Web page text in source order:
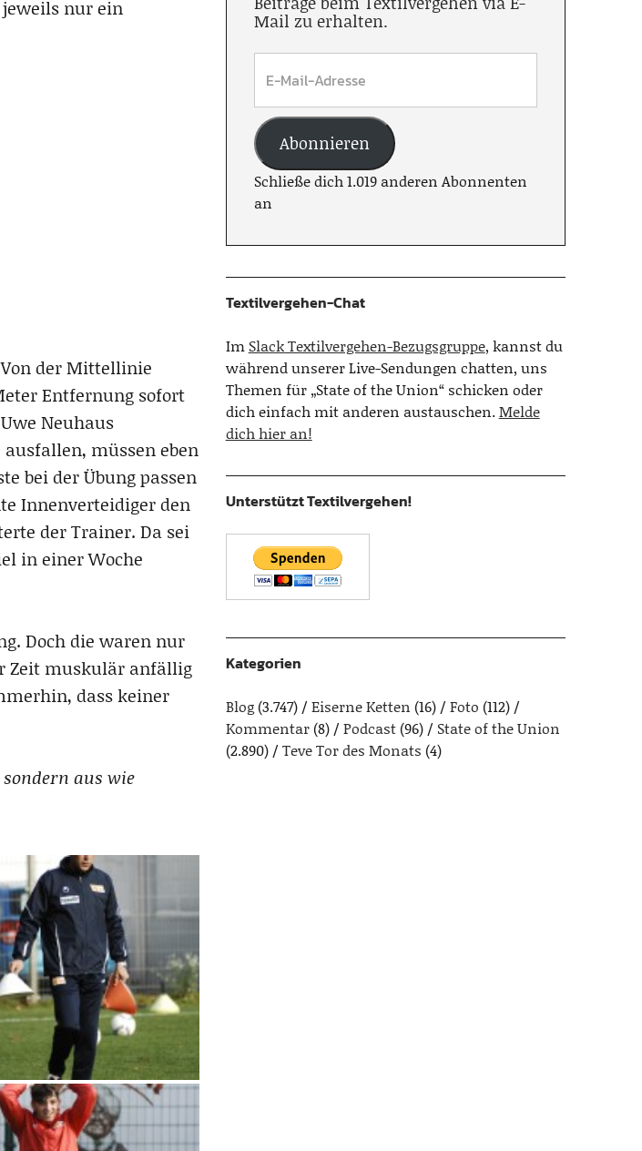
nur ein
der Mittellinie
Entfernung sofort
Neuhaus
müssen eben
bei der Übung passen
Innenverteidiger den
der Trainer. Da sei
in einer Woche
Doch die waren nur
Zeit muskulär anfällig
dass keiner
aus wie
Mail zu erhalten.
Abonnieren
Schließe dich 1.019 anderen Abonnenten
an
Textilvergehen-Chat
Im Slack Textilvergehen-Bezugsgruppe, kannst du
während unserer Live-Sendungen chatten, uns
Themen für „State of the Union“ schicken oder
dich einfach mit anderen austauschen.Melde
dich hier an!
Unterstützt Textilvergehen!
Kategorien
Blog(3.747) Eiserne Ketten (16) Foto (112)
Kommentar(8) Podcast(96)
State of the Union
(2.890)
Teve Tor des Monats (4)